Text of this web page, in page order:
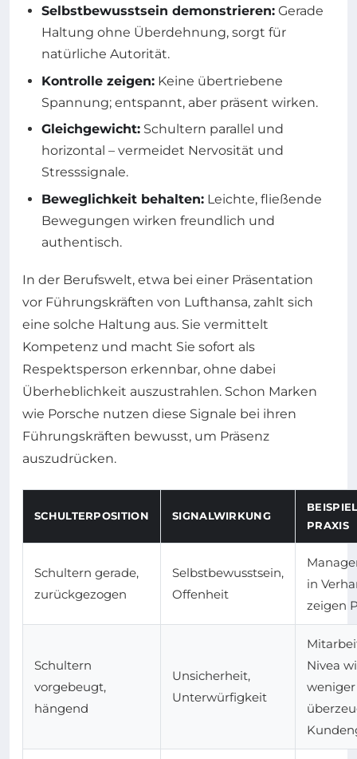
Selbstbewusstsein demonstrieren: Gerade
Haltung ohne Überdehnung, sorgt für
natürliche Autorität.
Kontrolle zeigen: Keine übertriebene
Spannung; entspannt, aber präsent wirken.
Gleichgewicht: Schultern parallel und
horizontal – vermeidet Nervosität und
Stresssignale.
Beweglichkeit behalten: Leichte, fließende
Bewegungen wirken freundlich und
authentisch.
In der Berufswelt, etwa bei einer Präsentation
vor Führungskräften von Lufthansa, zahlt sich
eine solche Haltung aus. Sie vermittelt
Kompetenz und macht Sie sofort als
Respektsperson erkennbar, ohne dabei
Überheblichkeit auszustrahlen. Schon Marken
wie Porsche nutzen diese Signale bei ihren
Führungskräften bewusst, um Präsenz
auszudrücken.
SCHULTERPOSITION SIGNALWIRKUNG
PRAXIS
Schultern gerade,
zurückgezogen
Selbstbewusstsein,
Offenheit
in
zeigen
Schultern
vorgebeugt,
hängend
Unsicherheit,
Unterwürfigkeit
Nivea
weniger